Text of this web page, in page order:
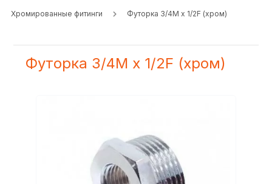
Хромированные фитинги Футорка 3/4M x 1/2F (хром)
Футорка 3/4M x 1/2F (хром)